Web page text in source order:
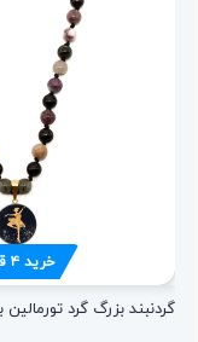
خرید۴
گردنبند بزرگ گرد تورمالین